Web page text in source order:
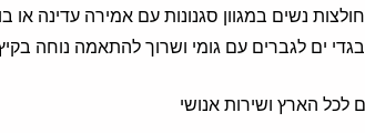
חולצות נשים במגוון סגנונות עם אמירה עדינה או
בגדי ים לגברים עם גומי ושרוך להתאמה נוחה